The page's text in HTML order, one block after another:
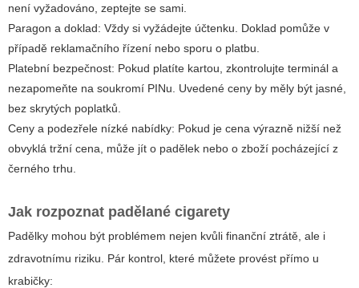
není vyžadováno, zeptejte se sami.
Paragon a doklad: Vždy si vyžádejte účtenku. Doklad pomůže v
případě reklamačního řízení nebo sporu o platbu.
Platební bezpečnost: Pokud platíte kartou, zkontrolujte terminál a
nezapomeňte na soukromí PINu. Uvedené ceny by měly být jasné,
bez skrytých poplatků.
Ceny a podezřele nízké nabídky: Pokud je cena výrazně nižší než
obvyklá tržní cena, může jít o padělek nebo o zboží pocházející z
černého trhu.
Jak rozpoznat padělané cigarety
Padělky mohou být problémem nejen kvůli finanční ztrátě, ale i
zdravotnímu riziku. Pár kontrol, které můžete provést přímo u
krabičky: